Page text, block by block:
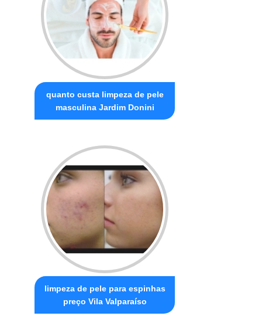
quanto custa limpeza de pele
masculina Jardim Donini
limpeza de pele para espinhas
preço Vila Valparaíso